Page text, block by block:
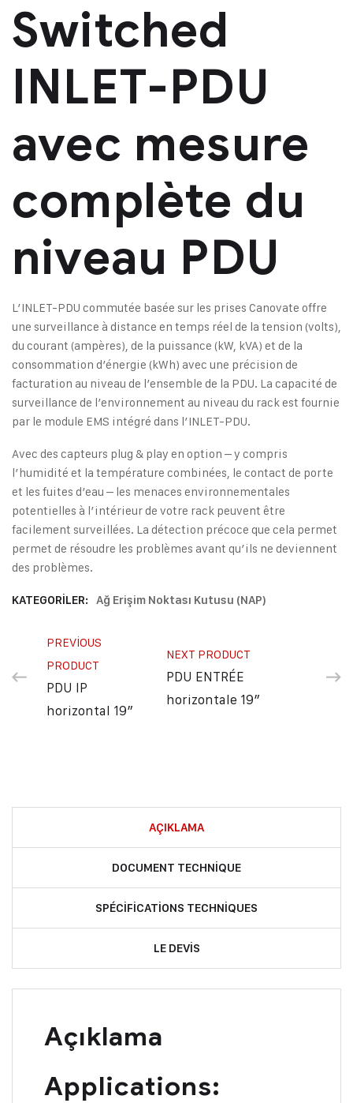
Switched
INLET-PDU
avec mesure
complète du
niveau PDU
L’INLET-PDU commutée basée sur les prises Canovate offre
une surveillance à distance en temps réel de la tension (volts),
du courant (ampères), de la puissance (kW, kVA) et de la
consommation d’énergie (kWh) avec une précision de
facturation au niveau de l’ensemble de la PDU. La capacité de
surveillance de l’environnement au niveau du rack est fournie
par le module EMS intégré dans l’INLET-PDU.
Avec des capteurs plug & play en option – y compris
l’humidité et la température combinées, le contact de porte
et les fuites d’eau – les menaces environnementales
potentielles à l’intérieur de votre rack peuvent être
facilement surveillées. La détection précoce que cela permet
permet de résoudre les problèmes avant qu’ils ne deviennent
des problèmes.
KATEGORILER: Ağ Erişim Noktası Kutusu (NAP)
PREVIOUS
PRODUCT
PDU IP
horizontal 19″
NEXT PRODUCT
PDU ENTRÉE
horizontale 19″
AÇIKLAMA
DOCUMENT TECHNIQUE
SPÉCIFICATIONS TECHNIQUES
LE DEVIS
Açıklama
Applications: